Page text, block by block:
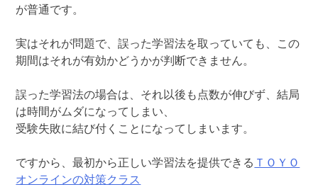
が普通です。
実はそれが問題で、誤った学習法を取っていても、この
期間はそれが有効かどうかが判断できません。
誤った学習法の場合は、それ以後も点数が伸びず、結局
は時間がムダになってしまい、
受験失敗に結び付くことになってしまいます。
ですから、最初から正しい学習法を提供できる ＴＯＹＯ
オンラインの対策クラス